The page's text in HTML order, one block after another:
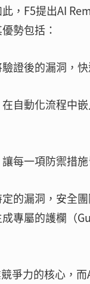
，F5提出AI
勢包括：
證後的漏洞，
在自動化流程中
每一項防禦措
的漏洞，安全
專屬的護欄（
爭力的核心，